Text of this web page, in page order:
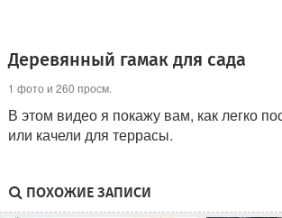
Деревянный гамак для сада
1 фото и 260 просм.
В этом видео я покажу вам, как легко
или качели для террасы.
ПОХОЖИЕ ЗАПИСИ